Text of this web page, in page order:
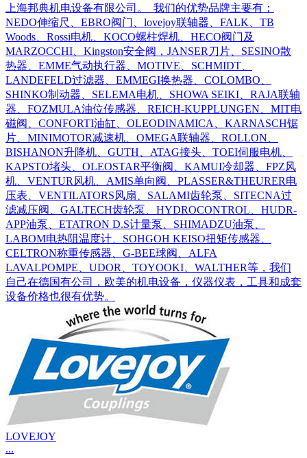
上海邦典机电设备有限公司。 我们的优势品牌主要有：
NEDO伸缩尺、EBRO阀门、lovejoy联轴器、FALK、TB
Woods、Rossi电机、KOCO螺柱焊机、HECO阀门及
MARZOCCHI、Kingston安全阀，JANSER刀片、SESINO散
热器、EMME气动执行器、MOTIVE、SCHMIDT、
LANDEFELD过滤器、EMMEGI换热器、COLOMBO、
SHINKO制动器、SELEMA电机、SHOWA SEIKI、RAJA联轴
器、FOZMULA油位传感器、REICH-KUPPLUNGEN、MIT电
磁阀、CONFORTI油缸、OLEODINAMICA、KARNASCH锯
片、MINIMOTOR减速机、OMEGA联轴器、ROLLON、
BISHANON升降机、GUTH、ATAG接头、TOEI伺服电机、
KAPSTO堵头、OLEOSTAR平衡阀、KAMUI冷却器、FPZ风
机、VENTUR风机、AMIS单向阀、PLASSER&THEURER电
压表、VENTILATORS风扇、SALAMI齿轮泵、SITECNA过
滤减压阀、GALTECH齿轮泵、HYDROCONTROL、HUDR-
APP油泵、ETATRON D.S计量泵、SHIMADZU油泵、
LABOM电热阻温度计、SOHGOH KEISO扭矩传感器、
CELTRON称重传感器、G-BEE球阀、ALFA
LAVALPOMPE、UDOR、TOYOOKI、WALTHER等，我们
自己在德国有公司，欧美的机电设备，仪器仪表，工具和成套
设备价格也很有优势。
LOVEJOY
...